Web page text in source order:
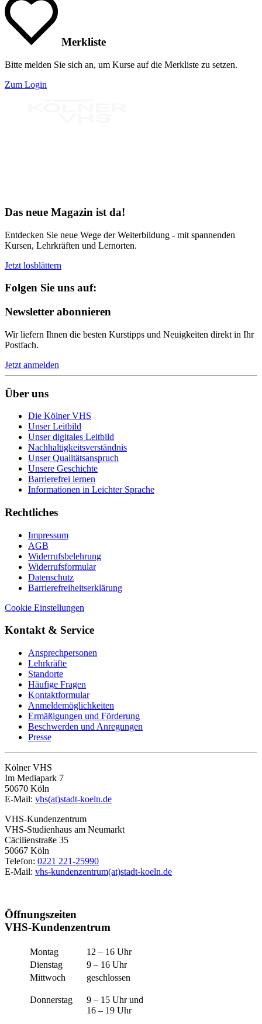
Merkliste
Bitte melden Sie sich an, um Kurse auf die Merkliste zu setzen.
Zum Login
Das neue Magazin ist da!
Entdecken Sie neue Wege der Weiterbildung - mit spannenden
Kursen, Lehrkräften und Lernorten.
Jetzt losblättern
Folgen Sie uns auf:
Newsletter abonnieren
Wir liefern Ihnen die besten Kurstipps und Neuigkeiten direkt in Ihr
Postfach.
Jetzt anmelden
Über uns
Die Kölner VHS
Unser Leitbild
Unser digitales Leitbild
Nachhaltigkeitsverständnis
Unser Qualitätsanspruch
Unsere Geschichte
Barrierefrei lernen
Informationen in Leichter Sprache
Rechtliches
Impressum
AGB
Widerrufsbelehrung
Widerrufsformular
Datenschutz
Barrierefreiheitserklärung
Cookie Einstellungen
Kontakt & Service
Ansprechpersonen
Lehrkräfte
Standorte
Häufige Fragen
Kontaktformular
Anmeldemöglichkeiten
Ermäßigungen und Förderung
Beschwerden und Anregungen
Presse
Kölner VHS
Im Mediapark 7
50670 Köln
E-Mail: vhs(at)stadt-koeln.de
VHS-Kundenzentrum
VHS-Studienhaus am Neumarkt
Cäcilienstraße 35
50667 Köln
Telefon: 0221 221-25990
E-Mail: vhs-kundenzentrum(at)stadt-koeln.de
Öffnungszeiten
VHS-Kundenzentrum
Montag
12 – 16 Uhr
Dienstag
9 – 16 Uhr
Mittwoch
geschlossen
Donnerstag
9 – 15 Uhr und
16 – 19 Uhr